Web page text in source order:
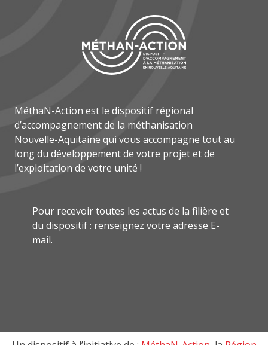
MéthaN-Action est le dispositif régional
d’accompagnement de la méthanisation
Nouvelle-Aquitaine qui vous accompagne tout au
long du développement de votre projet et de
l’exploitation de votre unité !
Pour recevoir toutes les actus de la filière et
du dispositif : renseignez votre adresse E-
mail.